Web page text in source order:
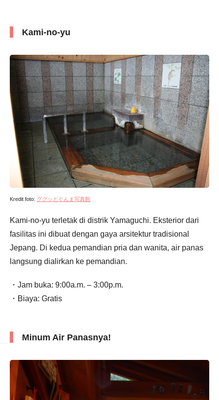
Kami-no-yu
Kredit foto: ググッとぐんま写真館
Kami-no-yu terletak di distrik Yamaguchi. Eksterior dari
fasilitas ini dibuat dengan gaya arsitektur tradisional
Jepang. Di kedua pemandian pria dan wanita, air panas
langsung dialirkan ke pemandian.
・Jam buka: 9:00a.m. – 3:00p.m.
・Biaya: Gratis
Minum Air Panasnya!